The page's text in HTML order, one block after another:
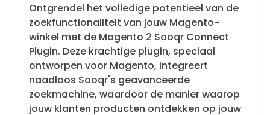
Ontgrendel het volledige potentieel van de
zoekfunctionaliteit van jouw Magento-
winkel met de Magento 2 Sooqr Connect
Plugin. Deze krachtige plugin, speciaal
ontworpen voor Magento, integreert
naadloos Sooqr's geavanceerde
zoekmachine, waardoor de manier waarop
jouw klanten producten ontdekken op jouw